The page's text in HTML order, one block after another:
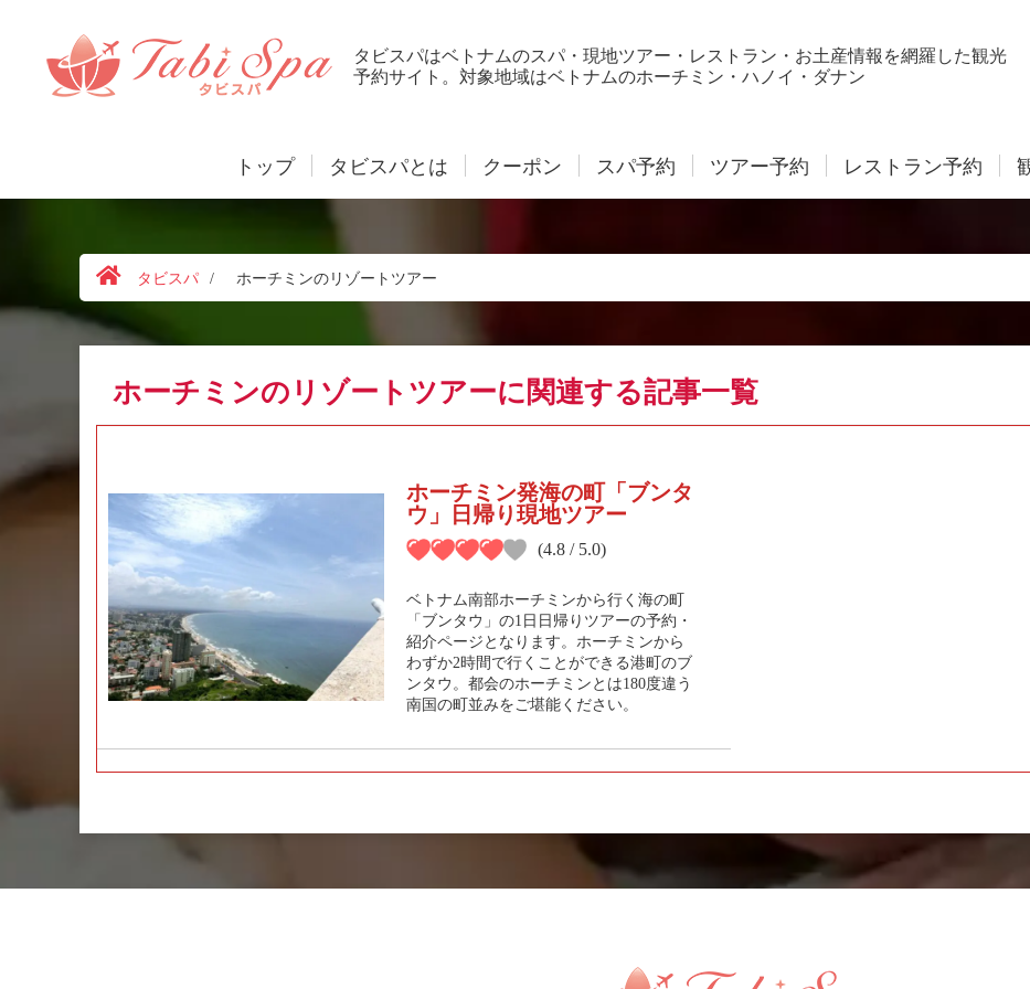
タビスパはベトナムのスパ・現地ツアー・レストラン・お土産情報を網羅した観光
予約サイト。対象地域はベトナムのホーチミン・ハノイ・ダナン
トップ タビスパとは クーポン スパ予約 ツアー予約 レストラン予約
タビスパ / ホーチミンのリゾートツアー
ホーチミンのリゾートツアーに関連する記事一覧
ホーチミン発海の町「ブンタ
ウ」日帰り現地ツアー
(4.8 / 5.0)
ベトナム南部ホーチミンから行く海の町
「ブンタウ」の1日日帰りツアーの予約・
紹介ページとなります。ホーチミンから
わずか2時間で行くことができる港町のブ
ンタウ。都会のホーチミンとは180度違う
南国の町並みをご堪能ください。